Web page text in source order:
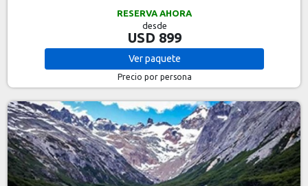
RESERVA AHORA
desde
USD 899
Verpaquete
Precio por persona